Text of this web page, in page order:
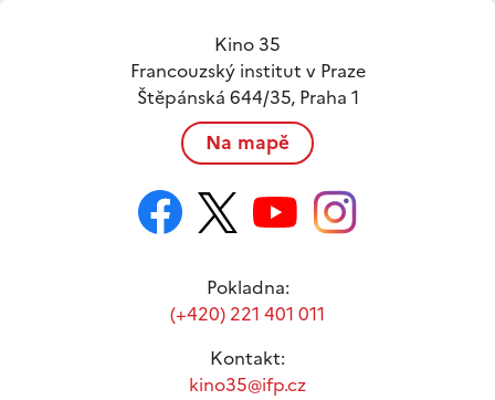
Kino 35
Francouzský institut v Praze
Štěpánská 644/35, Praha 1
Na mapě
Pokladna:
(+420) 221 401 011
Kontakt:
kino35@ifp.cz